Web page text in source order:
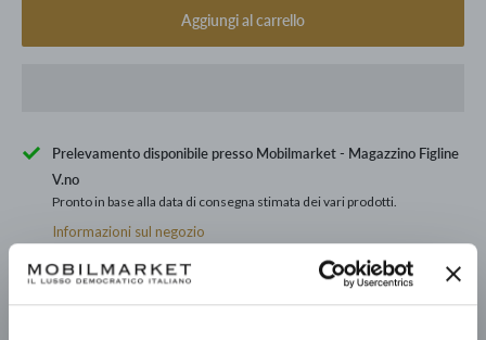
Aggiungi al carrello
Prelevamento disponibile presso Mobilmarket - Magazzino Figline
V.no
Pronto in base alla data di consegna stimata dei vari prodotti.
Informazioni sul negozio
Condividi questo prodotto